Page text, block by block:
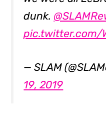
dunk.
pic.twitter.com/
— SLAM
19, 2019